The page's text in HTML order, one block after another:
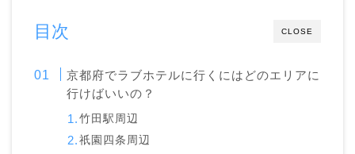
CLOSE
目次
京都府でラブホテルに行くにはどのエリアに
行けばいいの？
竹田駅周辺
祇園四条周辺